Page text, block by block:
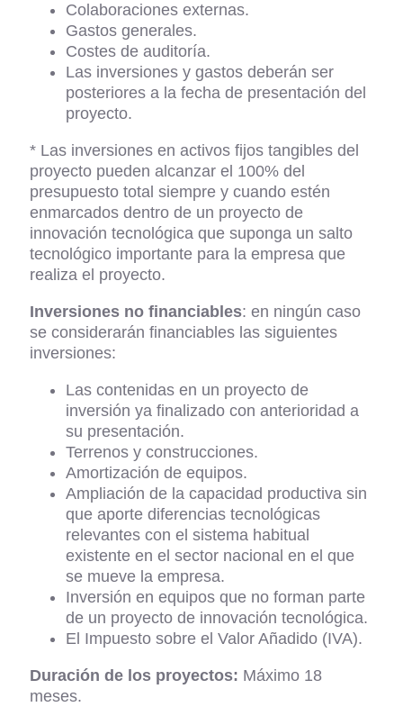
Colaboraciones externas.
Gastos generales.
Costes de auditoría.
Las inversiones y gastos deberán ser
posteriores a la fecha de presentación del
proyecto.
* Las inversiones en activos fijos tangibles del
proyecto pueden alcanzar el 100% del
presupuesto total siempre y cuando estén
enmarcados dentro de un proyecto de
innovación tecnológica que suponga un salto
tecnológico importante para la empresa que
realiza el proyecto.
Inversiones no financiables: en ningún caso
se considerarán financiables las siguientes
inversiones:
Las contenidas en un proyecto de
inversión ya finalizado con anterioridad a
su presentación.
Terrenos y construcciones.
Amortización de equipos.
Ampliación de la capacidad productiva sin
que aporte diferencias tecnológicas
relevantes con el sistema habitual
existente en el sector nacional en el que
se mueve la empresa.
Inversión en equipos que no forman parte
de un proyecto de innovación tecnológica.
El Impuesto sobre el Valor Añadido (IVA).
Duración de los proyectos: Máximo 18
meses.